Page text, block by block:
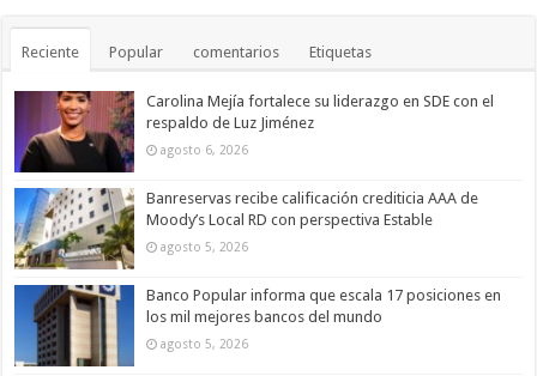
Reciente Popular comentarios Etiquetas
Carolina Mejía fortalece su liderazgo en SDE con el
respaldo de Luz Jiménez
agosto 6, 2026
Banreservas recibe calificación crediticia AAA de
Moody’s Local RD con perspectiva Estable
agosto 5, 2026
Banco Popular informa que escala 17 posiciones en
los mil mejores bancos del mundo
agosto 5, 2026